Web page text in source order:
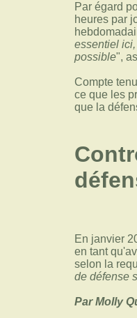
Par égard
heures par
essentiel
possible",
Compte
ce que les
que la
En janvier
en tant
selon la
de défense
Par Molly